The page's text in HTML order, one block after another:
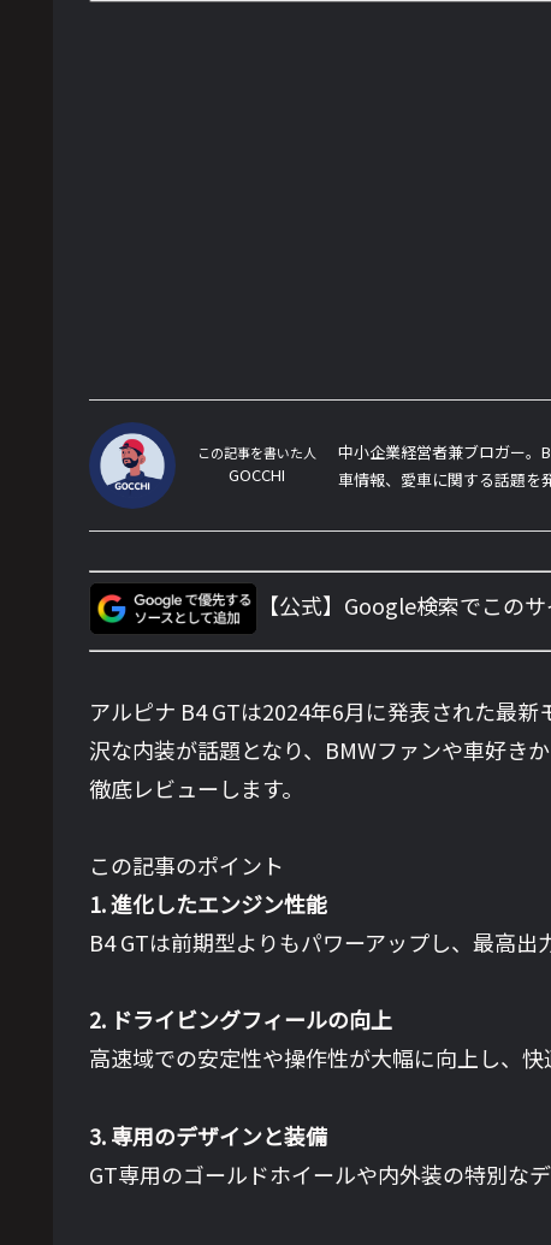
この記事を書いた人
GOCCHI
中小企業経営者兼ブロガー。
車情報、愛車に関する話題を
【公式】Google検索でこの
アルピナ B4 GTは2024年6月に発表された最
沢な内装が話題となり、BMWファンや車好き
徹底レビューします。
この記事のポイント
1. 進化したエンジン性能
B4 GTは前期型よりもパワーアップし、最高
2. ドライビングフィールの向上
高速域での安定性や操作性が大幅に向上し、
3. 専用のデザインと装備
GT専用のゴールドホイールや内外装の特別な